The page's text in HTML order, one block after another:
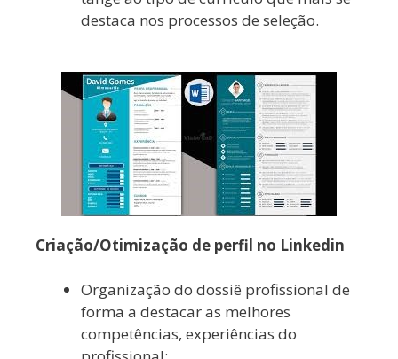
destaca nos processos de seleção.
Criação/Otimização de perfil no Linkedin
Organização do dossiê profissional de
forma a destacar as melhores
competências, experiências do